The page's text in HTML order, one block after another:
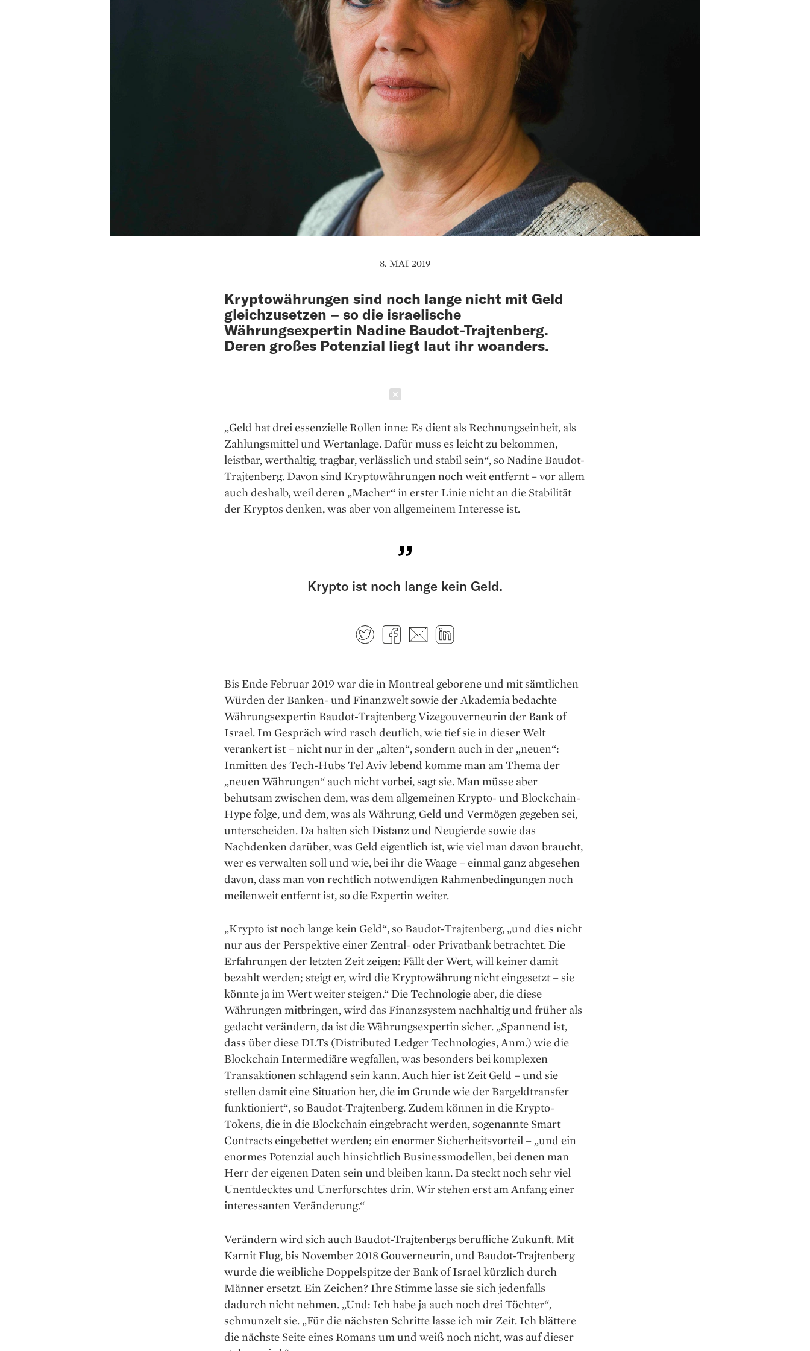
8. MAI 2019
Kryptowährungen sind noch lange nicht mit Geld
gleichzusetzen – so die israelische
Währungsexpertin Nadine Baudot-Trajtenberg.
Deren großes Potenzial liegt laut ihr woanders.
„Geld hat drei essenzielle Rollen inne: Es dient als Rechnungseinheit, als
Zahlungsmittel und Wertanlage. Dafür muss es leicht zu bekommen,
leistbar, werthaltig, tragbar, verlässlich und stabil sein“, so Nadine Baudot-
Trajtenberg. Davon sind Kryptowährungen noch weit entfernt – vor allem
auch deshalb, weil deren „Macher“ in erster Linie nicht an die Stabilität
der Kryptos denken, was aber von allgemeinem Interesse ist.
Krypto ist noch lange kein Geld.
TwitterFacebook
E-mail
Bis Ende Februar 2019 war die in Montreal geborene und mit sämtlichen
Würden der Banken- und Finanzwelt sowie der Akademia bedachte
Währungsexpertin Baudot-Trajtenberg Vizegouverneurin der Bank of
Israel. Im Gespräch wird rasch deutlich, wie tief sie in dieser Welt
verankert ist – nicht nur in der „alten“, sondern auch in der „neuen“:
Inmitten des Tech-Hubs Tel Aviv lebend komme man am Thema der
„neuen Währungen“ auch nicht vorbei, sagt sie. Man müsse aber
behutsam zwischen dem, was dem allgemeinen Krypto- und Blockchain-
Hype folge, und dem, was als Währung, Geld und Vermögen gegeben sei,
unterscheiden. Da halten sich Distanz und Neugierde sowie das
Nachdenken darüber, was Geld eigentlich ist, wie viel man davon braucht,
wer es verwalten soll und wie, bei ihr die Waage – einmal ganz abgesehen
davon, dass man von rechtlich notwendigen Rahmenbedingungen noch
meilenweit entfernt ist, so die Expertin weiter.
„Krypto ist noch lange kein Geld“, so Baudot-Trajtenberg, „und dies nicht
nur aus der Perspektive einer Zentral- oder Privatbank betrachtet. Die
Erfahrungen der letzten Zeit zeigen: Fällt der Wert, will keiner damit
bezahlt werden; steigt er, wird die Kryptowährung nicht eingesetzt – sie
könnte ja im Wert weiter steigen.“ Die Technologie aber, die diese
Währungen mitbringen, wird das Finanzsystem nachhaltig und früher als
gedacht verändern, da ist die Währungsexpertin sicher. „Spannend ist,
dass über diese DLTs (Distributed Ledger Technologies, Anm.) wie die
Blockchain Inter­mediäre wegfallen, was besonders bei komplexen
Transaktionen schlagend sein kann. Auch hier ist Zeit Geld – und sie
stellen damit eine Situation her, die im Grunde wie der Bargeldtransfer
funktioniert“, so Baudot-Trajtenberg. Zudem können in die Krypto-
Tokens, die in die Blockchain eingebracht werden, sogenannte Smart
Contracts eingebettet werden; ein enormer Sicherheitsvorteil – „und ein
enormes Potenzial auch hinsichtlich Businessmodellen, bei denen man
Herr der eigenen Daten sein und bleiben kann. Da steckt noch sehr viel
Unentdecktes und Unerforschtes drin. Wir stehen erst am Anfang einer
interessanten Veränderung.“
Verändern wird sich auch Baudot-Trajtenbergs berufliche Zukunft. Mit
Karnit Flug, bis November 2018 Gouverneurin, und Baudot-Trajtenberg
wurde die weibliche Doppelspitze der Bank of Israel kürzlich durch
Männer ersetzt. Ein Zeichen? Ihre Stimme lasse sie sich jedenfalls
dadurch nicht nehmen. „Und: Ich habe ja auch noch drei Töchter“,
schmunzelt sie. „Für die nächsten Schritte lasse ich mir Zeit. Ich blättere
die nächste Seite eines Romans um und weiß noch nicht, was auf dieser